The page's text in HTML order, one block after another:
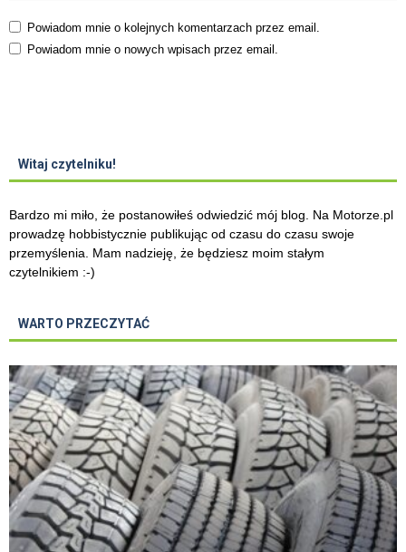
Powiadom mnie o kolejnych komentarzach przez email.
Powiadom mnie o nowych wpisach przez email.
Witaj czytelniku!
Bardzo mi miło, że postanowiłeś odwiedzić mój blog. Na Motorze.pl
prowadzę hobbistycznie publikując od czasu do czasu swoje
przemyślenia. Mam nadzieję, że będziesz moim stałym
czytelnikiem :-)
WARTO PRZECZYTAĆ